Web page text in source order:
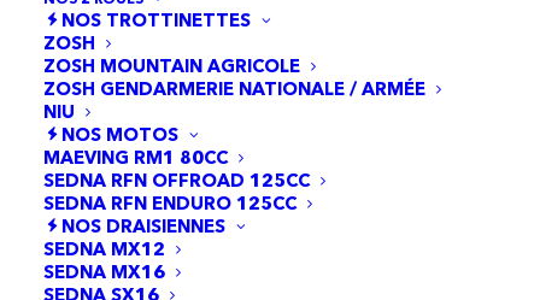
NOS TROTTINETTES
ZOSH
ZOSH MOUNTAIN AGRICOLE
ZOSH GENDARMERIE NATIONALE / ARMÉE
NIU
NOS MOTOS
MAEVING RM1 80CC
SEDNA RFN OFFROAD 125CC
SEDNA RFN ENDURO 125CC
NOS DRAISIENNES
SEDNA MX12
SEDNA MX16
SEDNA SX16
Capteur à effet Hall